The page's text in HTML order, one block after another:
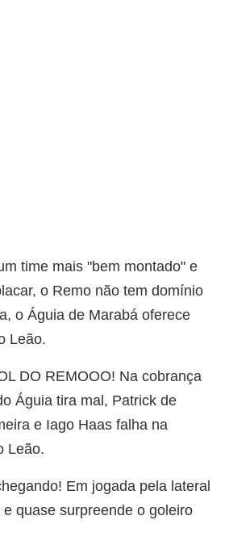
time mais "bem montado" e
o Remo não tem domínio
o Águia de Marabá oferece
Leão.
DO REMOOO! Na cobrança
Águia tira mal, Patrick de
e Iago Haas falha na
Leão.
Em jogada pela lateral
quase surpreende o goleiro